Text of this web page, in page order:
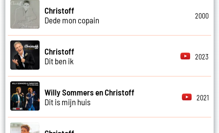
Christoff
Dede mon copain
2000
Christoff
Dit ben ik
2023
Willy Sommers en Christoff
Dit is mijn huis
2021